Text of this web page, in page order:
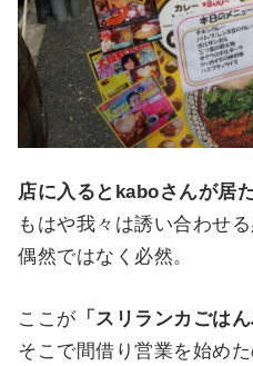
店に入るとkaboさんが居た
もはや我々は誘い合わせ
偶然ではなく必然。
ここが 「スリランカごは
そこで間借り営業を始めた